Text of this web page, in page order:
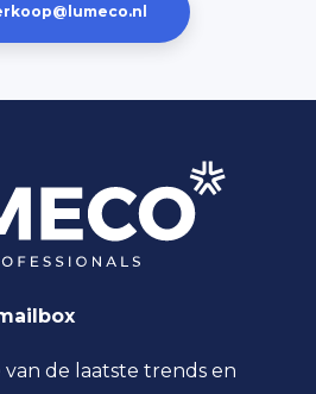
de laatste trends en